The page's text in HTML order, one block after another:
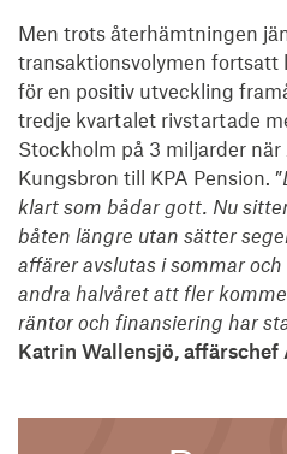
Men trots återhämtningen
transaktionsvolymen fortsatt
för en positiv utveckling
tredje kvartalet rivstartade
Stockholm på 3 miljarder när
Kungsbron till KPA Pension. ”
klart som bådar gott. Nu
båten längre utan sätter
affärer avslutas i sommar
andra halvåret att fler
räntor och finansiering har
Katrin Wallensjö, affärschef